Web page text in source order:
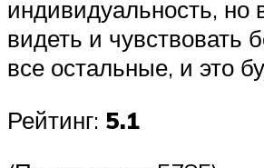
индивидуальность, но
видеть и чувствовать
все остальные, и это
Рейтинг: 5.1